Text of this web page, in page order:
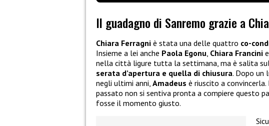
Il guadagno di Sanremo grazie a
Chiara Ferragni è stata una delle quattro co-
Insieme a lei anche Paola Egonu, Chiara Francini e
nella città ligure tutta la settimana, ma è salita sul
serata d’apertura e quella di chiusura. Dopo un
negli ultimi anni, Amadeus è riuscito a
passato non si sentiva pronta a compiere questo
fosse il momento giusto.